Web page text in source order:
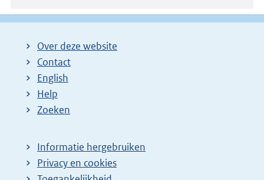
Over deze website
Contact
English
Help
Zoeken
Informatie hergebruiken
Privacy en cookies